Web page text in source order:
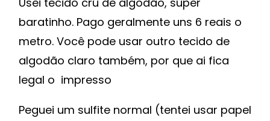
baratinho. Pago geralmente uns 6 reais o
metro. Você pode usar outro tecido de
algodão claro também, por que ai fica
legal o impresso
Peguei um sulfite normal (tentei usar papel